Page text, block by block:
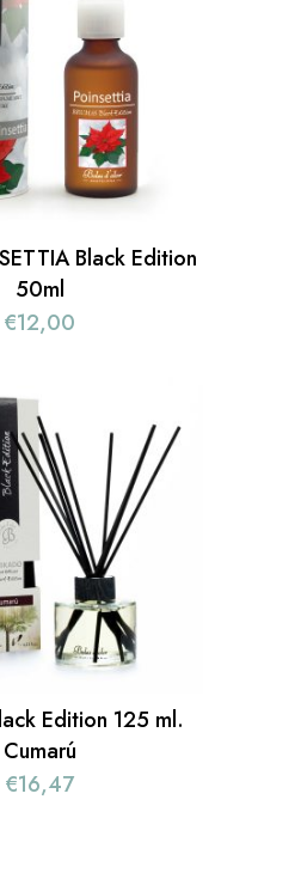
Black Edition
50ml
€12,00
Edition 125 ml.
Cumarú
€16,47